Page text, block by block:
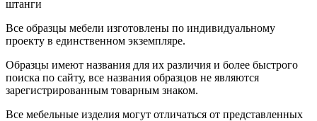
штанги
Все образцы мебели изготовлены по индивидуальному
проекту в единственном экземпляре.
Образцы имеют названия для их различия и более быстрого
поиска по сайту, все названия образцов не являются
зарегистрированным товарным знаком.
Все мебельные изделия могут отличаться от представленных